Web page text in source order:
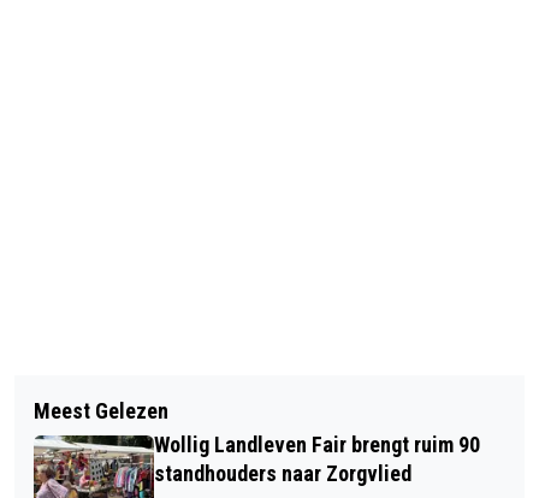
FEESTELIJK KUNSTWEEKEND IN
DIEVER
MATINEE BIJ MUSEUMBOERDERIJ DE
KARSTENHOEVE: HARM EN ROELOF
Meest Gelezen
Wollig Landleven Fair brengt ruim 90
standhouders naar Zorgvlied